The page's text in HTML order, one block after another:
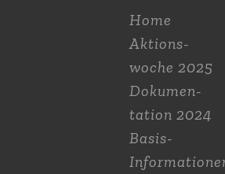
Home
Aktions­
woche 2025
Dokumen­
tation 2024
Basis-